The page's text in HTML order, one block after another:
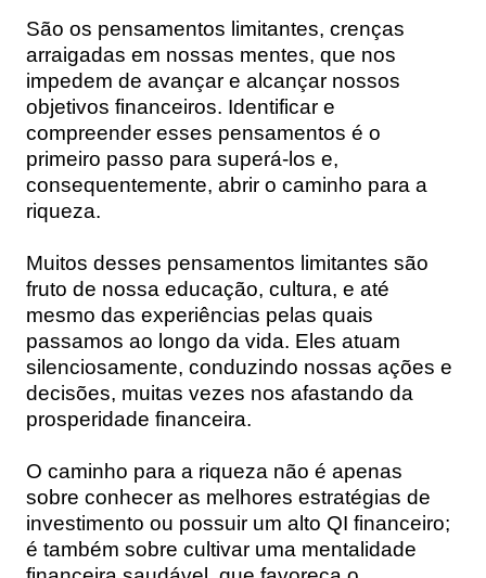
São os pensamentos limitantes, crenças
arraigadas em nossas mentes, que nos
impedem de avançar e alcançar nossos
objetivos financeiros. Identificar e
compreender esses pensamentos é o
primeiro passo para superá-los e,
consequentemente, abrir o caminho para a
riqueza.
Muitos desses pensamentos limitantes são
fruto de nossa educação, cultura, e até
mesmo das experiências pelas quais
passamos ao longo da vida. Eles atuam
silenciosamente, conduzindo nossas ações e
decisões, muitas vezes nos afastando da
prosperidade financeira.
O caminho para a riqueza não é apenas
sobre conhecer as melhores estratégias de
investimento ou possuir um alto QI financeiro;
é também sobre cultivar uma mentalidade